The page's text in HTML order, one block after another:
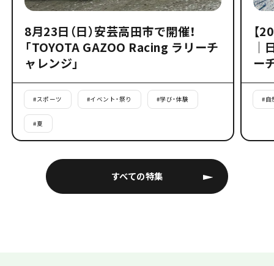
すべての特集
8月23日（日）安芸高田市で開催！
「TOYOTA GAZOO Racing ラリーチ
ャレンジ」
#スポーツ #イベント・祭り #学び・体験
#夏
【
｜
ー
#自